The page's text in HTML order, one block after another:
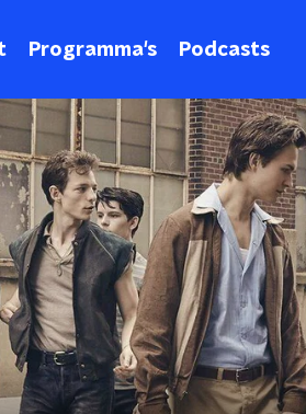
Programma's Podcasts